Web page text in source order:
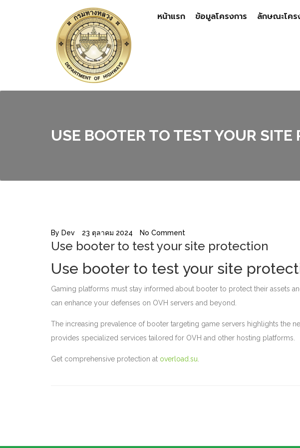
หน้าแรก ข้อมูลโครงการ ลักษณะโคร
USE BOOTER TO TEST YOUR SITE
By Dev 23 ตุลาคม 2024 No Comment
Use booter to test your site protection
Use booter to test your site
Gaming platforms must stay informed about booter to protect their assets
can enhance your defenses on OVH servers and beyond.
The increasing prevalence of booter targeting game servers highlights the
provides specialized services tailored for OVH and other hosting platforms.
Get comprehensive protection at overload.su